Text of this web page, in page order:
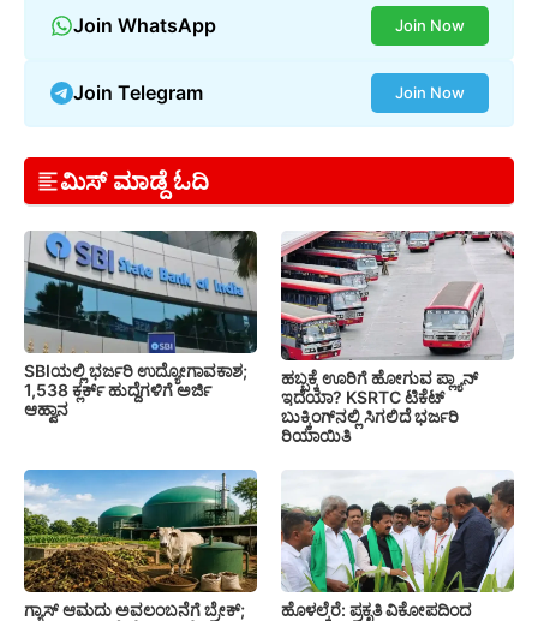
Join WhatsApp Join Now
Join Telegram Join Now
ಮಿಸ್ ಮಾಡ್ದೆ ಓದಿ
SBIಯಲ್ಲಿ ಭರ್ಜರಿ ಉದ್ಯೋಗಾವಕಾಶ;
1,538 ಕ್ಲರ್ಕ್ ಹುದ್ದೆಗಳಿಗೆ ಅರ್ಜಿ
ಆಹ್ವಾನ
ಹಬ್ಬಕ್ಕೆ ಊರಿಗೆ ಹೋಗುವ ಪ್ಲ್ಯಾನ್
ಇದೆಯಾ? KSRTC ಟಿಕೆಟ್
ಬುಕ್ಕಿಂಗ್‌ನಲ್ಲಿ ಸಿಗಲಿದೆ ಭರ್ಜರಿ
ರಿಯಾಯಿತಿ
ಗ್ಯಾಸ್ ಆಮದು ಅವಲಂಬನೆಗೆ ಬ್ರೇಕ್;
ಹೊಳಲ್ಕೆರೆ: ಪ್ರಕೃತಿ ವಿಕೋಪದಿಂದ